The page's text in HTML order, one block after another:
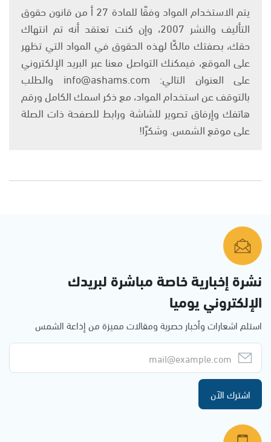
يتم الاستخدام المواد وفقًا للمادة 27 أ من قانون حقوق
التأليف والنشر 2007، وإن كنت تعتقد أنه تم انتهاك
حقك، بصفتك مالكًا لهذه الحقوق في المواد التي تظهر
على الموقع، فيمكنك التواصل معنا عبر البريد الإلكتروني
على العنوان التالي: info@ashams.com والطلب
بالتوقف عن استخدام المواد، مع ذكر اسمك الكامل ورقم
هاتفك وإرفاق تصوير للشاشة ورابط للصفحة ذات الصلة
على موقع الشمس. وشكرًا!
نشرة إخبارية خاصة مباشرة لبريدك
الإلكتروني يوميا
استلم اشعارات وأخبار حصرية ومقالات مميزة من إذاعة الشمس
اشترك الآن